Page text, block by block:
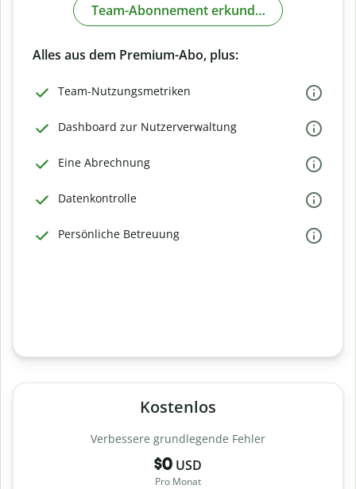
Team-Abonnement erkunden
Alles aus dem Premium-Abo, plus:
Team-Nutzungsmetriken
Dashboard zur Nutzerverwaltung
Eine Abrechnung
Datenkontrolle
Persönliche Betreuung
Kostenlos
Verbessere grundlegende Fehler
$0 USD
Pro Monat